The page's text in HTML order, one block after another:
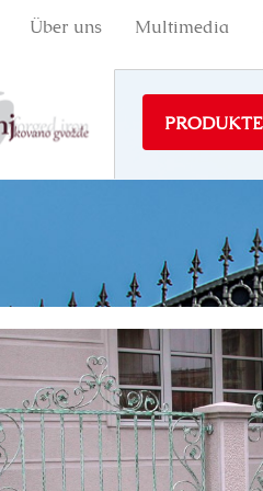
Über uns Multimedia